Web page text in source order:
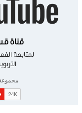
قناة
لمتابعة